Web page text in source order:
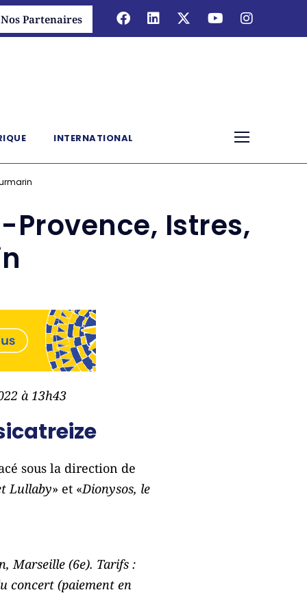
Nos Partenaires
INTERNATIONAL
Istres,
à 13h43
sous la direction de
Lullaby» et «Dionysos, le
Marseille (6e). Tarifs :
concert (paiement en